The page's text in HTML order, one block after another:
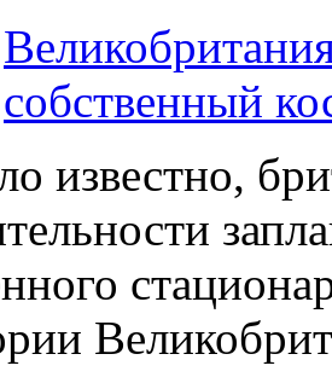
собственный
известно,